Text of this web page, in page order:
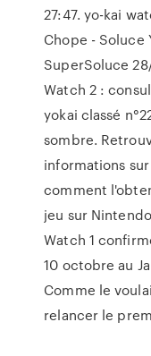
27:47. yo-kai
Chope - Soluce
SuperSoluce
Watch 2 :
yokai classé
sombre.
informations
comment
jeu sur
Watch 1
10 octobre au
Comme le
relancer le